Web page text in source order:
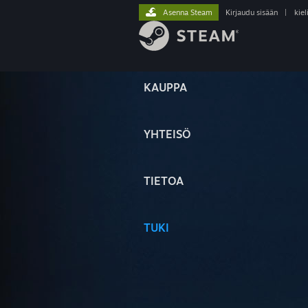
KAUPPA
YHTEISÖ
TIETOA
TUKI
Asenna Steam Kirjaudu sisään kieli